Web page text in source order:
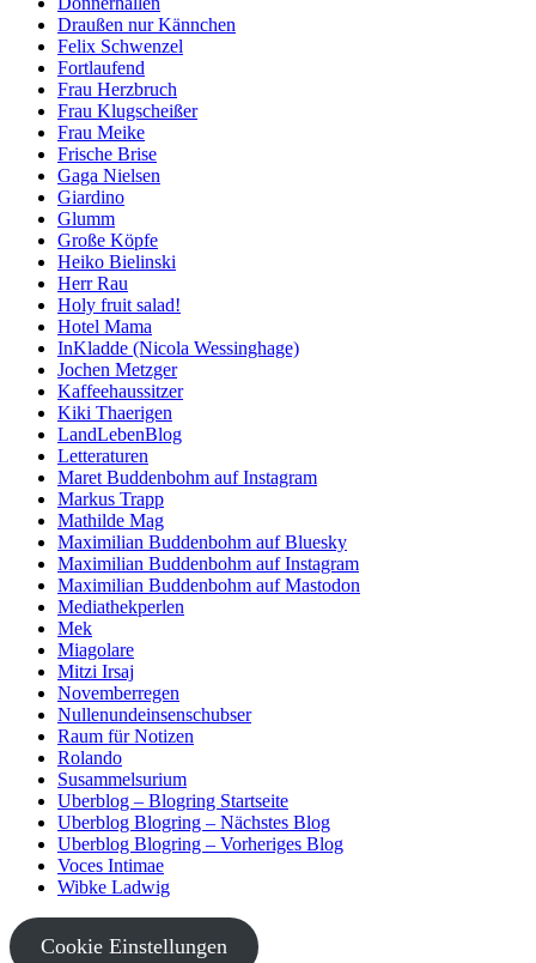
Draußen nur Kännchen
Felix Schwenzel
Fortlaufend
Frau Herzbruch
Frau Klugscheißer
Frau Meike
Frische Brise
Gaga Nielsen
Giardino
Glumm
Große Köpfe
Heiko Bielinski
Herr Rau
Holy fruit salad!
Hotel Mama
InKladde (Nicola Wessinghage)
Jochen Metzger
Kaffeehaussitzer
Kiki Thaerigen
LandLebenBlog
Letteraturen
Maret Buddenbohm auf Instagram
Markus Trapp
Mathilde Mag
Maximilian Buddenbohm auf Bluesky
Maximilian Buddenbohm auf Instagram
Maximilian Buddenbohm auf Mastodon
Mediathekperlen
Mek
Miagolare
Mitzi Irsaj
Novemberregen
Nullenundeinsenschubser
Raum für Notizen
Rolando
Susammelsurium
Uberblog – Blogring Startseite
Uberblog Blogring – Nächstes Blog
Uberblog Blogring – Vorheriges Blog
Voces Intimae
Wibke Ladwig
Cookie Einstellungen